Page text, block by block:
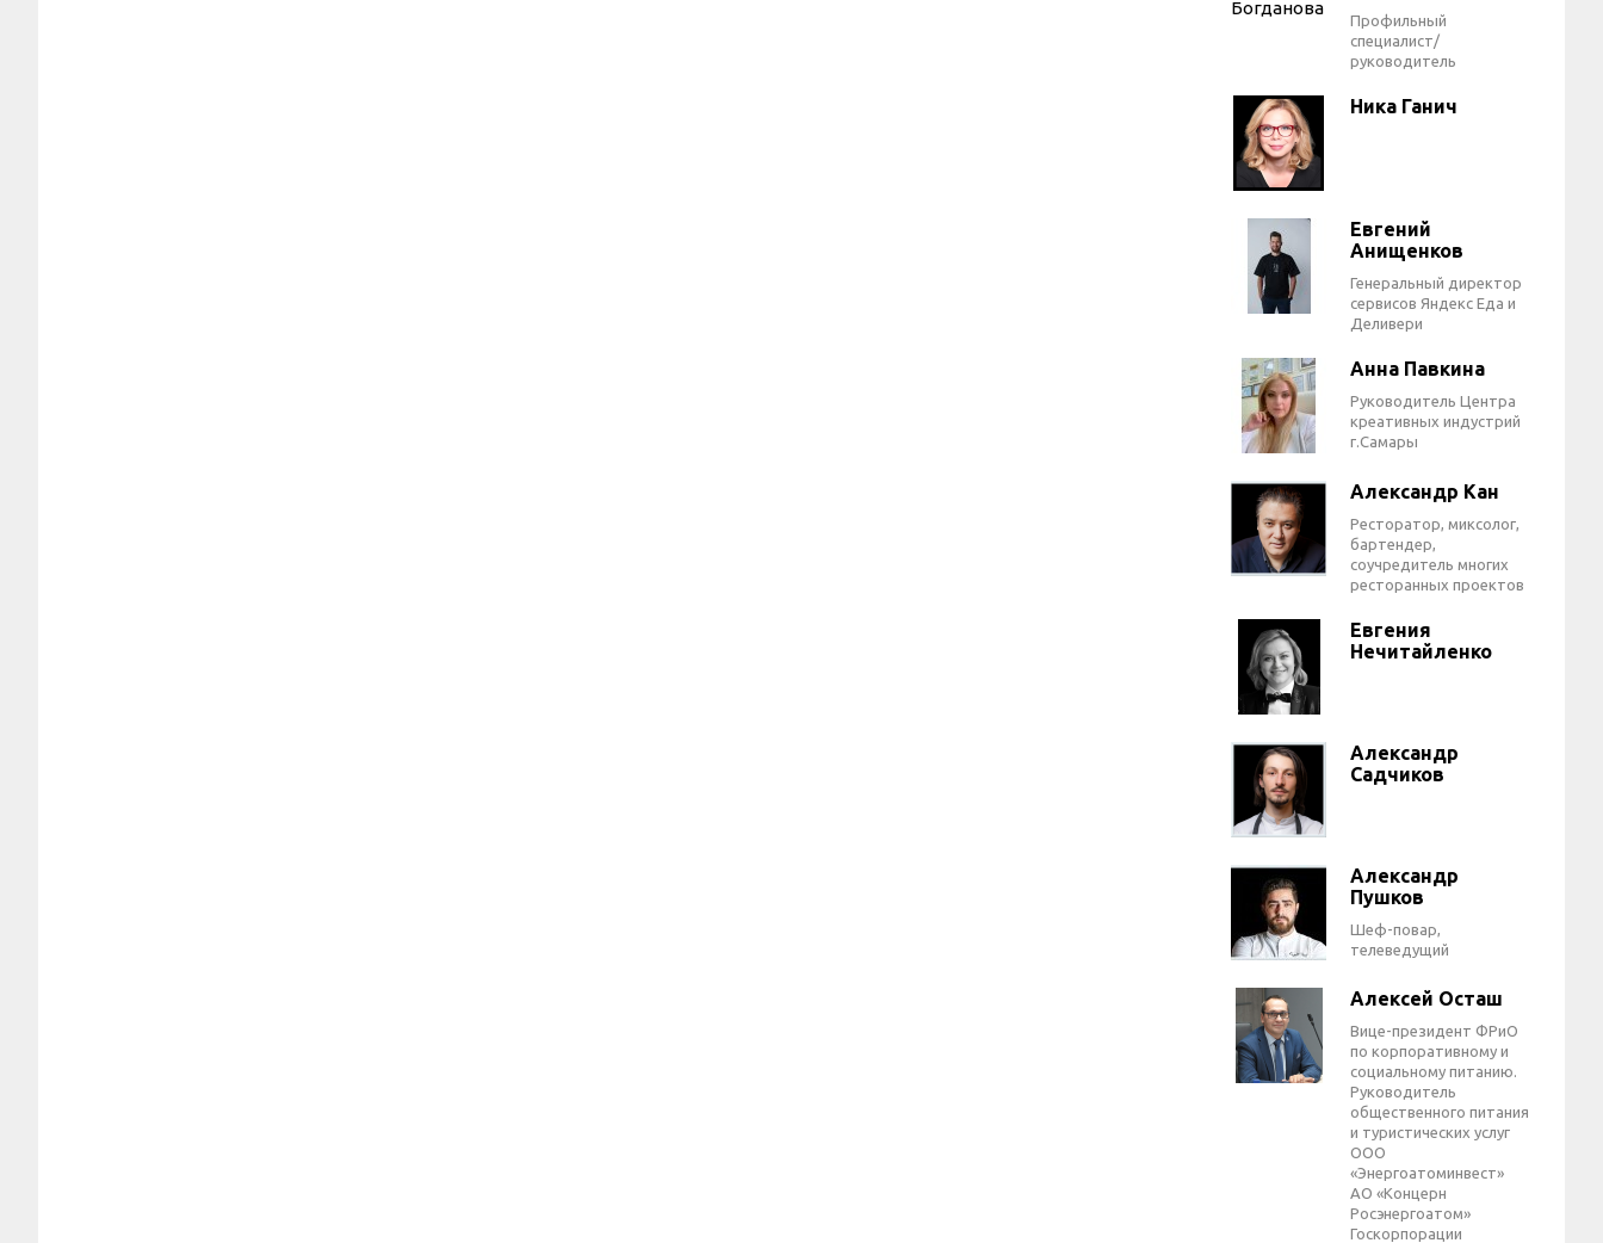
Профильный
специалист/
руководитель
Ника Ганич
Евгений
Анищенков
Генеральный директор
сервисов Яндекс Еда и
Деливери
Анна Павкина
Руководитель Центра
креативных индустрий
г.Самары
Александр Кан
Ресторатор, миксолог,
бартендер,
соучредитель многих
ресторанных проектов
Евгения
Нечитайленко
Александр
Садчиков
Александр
Пушков
Шеф-повар,
телеведущий
Алексей Осташ
Вице-президент ФРиО
по корпоративному и
социальному питанию.
Руководитель
общественного питания
и туристических услуг
ООО
«Энергоатоминвест»
АО «Концерн
Росэнергоатом»
Госкорпорации